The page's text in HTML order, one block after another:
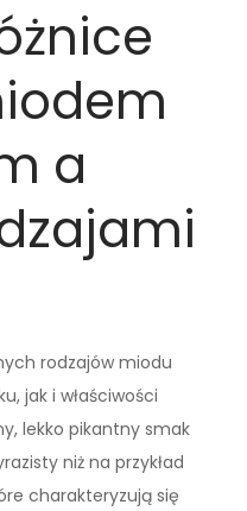
a
rodzajów miodu
jak i właściwości
lekko pikantny smak
niż na przykład
charakteryzują się